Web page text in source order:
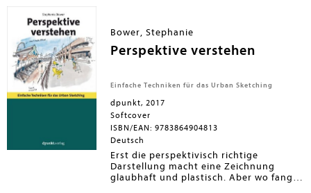
Sterne unterstützen bei der
Selbstüberprüfung
Bower, Stephanie
Perspektive verstehen
Einfache Techniken für das Urban Sketching
dpunkt, 2017
Softcover
ISBN/EAN: 9783864904813
Deutsch
Erst die perspektivisch richtige
Darstellung macht eine Zeichnung
glaubhaft und plastisch. Aber wo fange